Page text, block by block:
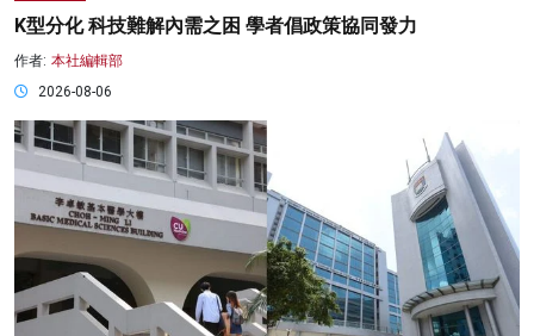
K型分化 科技難解內需之困 學者倡政策協同發力
作者: 本社編輯部
2026-08-06